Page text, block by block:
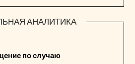
АНАЛИТИКА
по случаю